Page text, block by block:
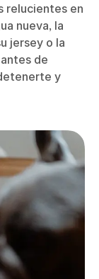
relucientes en
nueva, la
jersey o la
de
y